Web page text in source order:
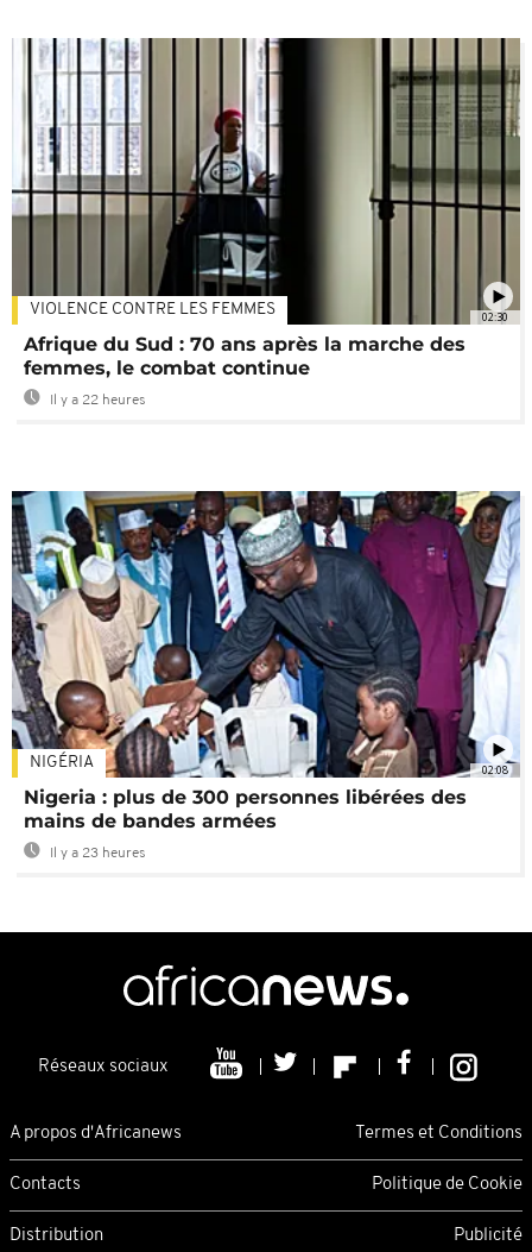
02:30
VIOLENCE CONTRE LES FEMMES
Afrique du Sud : 70 ans après la marche des
femmes, le combat continue
Il y a 22 heures
02:08
NIGÉRIA
Nigeria : plus de 300 personnes libérées des
mains de bandes armées
Il y a 23 heures
Réseaux sociaux
A propos d'Africanews Termes et Conditions
Contacts Politique de Cookie
Distribution Publicité